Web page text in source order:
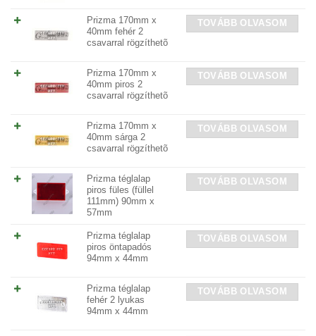
Prizma 170mm x
40mm fehér 2
csavarral rögzíthetõ
TOVÁBB OLVASOM
Prizma 170mm x
40mm piros 2
csavarral rögzíthetõ
TOVÁBB OLVASOM
Prizma 170mm x
40mm sárga 2
csavarral rögzíthetõ
TOVÁBB OLVASOM
Prizma téglalap
piros füles (füllel
111mm) 90mm x
57mm
TOVÁBB OLVASOM
Prizma téglalap
piros öntapadós
94mm x 44mm
TOVÁBB OLVASOM
Prizma téglalap
fehér 2 lyukas
94mm x 44mm
TOVÁBB OLVASOM